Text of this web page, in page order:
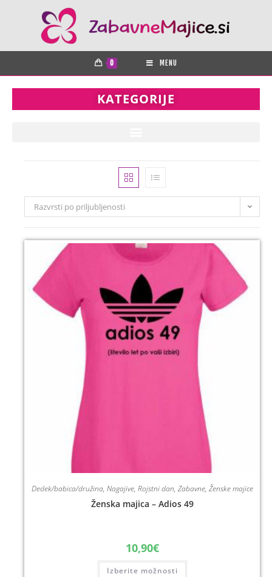
0 MENU
KATEGORIJE
Razvrsti po priljubljenosti
Dedek/babica/družina, Nagajive, Rojstni dan, Zabavne, Ženske majice
Ženska majica – Adios 49
10,90€
Izberite možnosti